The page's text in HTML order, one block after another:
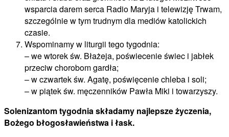
wsparcia darem serca Radio Maryja i telewizję Trwam,
szczególnie w tym trudnym dla mediów katolickich
czasie.
Wspominamy w liturgii tego tygodnia:
– we wtorek św. Błażeja, poświecenie świec i jabłek
przeciw chorobom gardła;
– w czwartek św. Agatę, poświęcenie chleba i soli;
– w piątek św. męczenników Pawła Miki i towarzyszy.
Solenizantom tygodniaskładamy najlepsze życzenia,
Bożego błogosławieństwa i łask.